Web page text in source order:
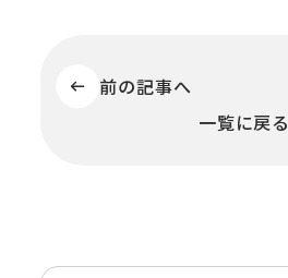
前の記事へ
一覧に戻る